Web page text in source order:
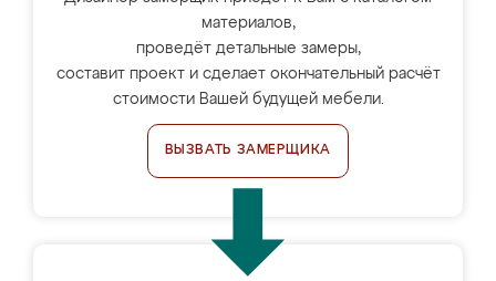
материалов,
проведёт детальные замеры,
составит проект и сделает окончательный расчёт
стоимости Вашей будущей мебели.
ВЫЗВАТЬ ЗАМЕРЩИКА